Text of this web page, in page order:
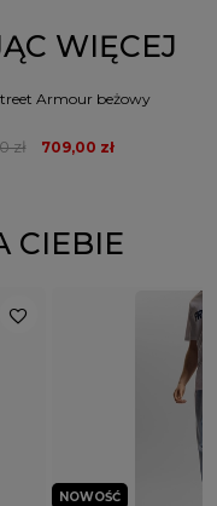
WIĘCEJ
Armour beżowy
zł 709,00 zł
CIEBIE
NOWOŚĆ